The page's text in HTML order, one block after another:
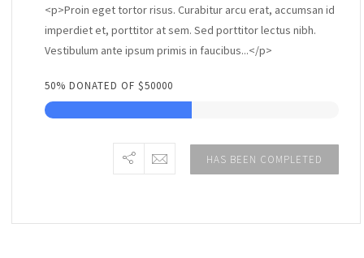
<p>Proin eget tortor risus. Curabitur arcu erat, accumsan id
imperdiet et, porttitor at sem. Sed porttitor lectus nibh.
Vestibulum ante ipsum primis in faucibus...</p>
50% DONATED OF $50000
HAS BEEN COMPLETED